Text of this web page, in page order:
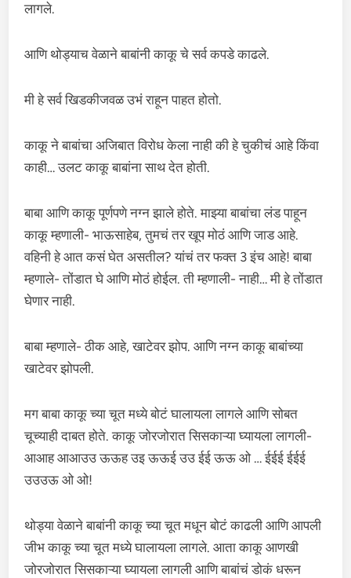
लागले.
आणि थोड्याच वेळाने बाबांनी काकू चे सर्व कपडे काढले.
मी हे सर्व खिडकीजवळ उभं राहून पाहत होतो.
काकू ने बाबांचा अजिबात विरोध केला नाही की हे चुकीचं आहे किंवा
काही… उलट काकू बाबांना साथ देत होती.
बाबा आणि काकू पूर्णपणे नग्न झाले होते. माझ्या बाबांचा लंड पाहून
काकू म्हणाली- भाऊसाहेब, तुमचं तर खूप मोठं आणि जाड आहे.
वहिनी हे आत कसं घेत असतील? यांचं तर फक्त 3 इंच आहे! बाबा
म्हणाले- तोंडात घे आणि मोठं होईल. ती म्हणाली- नाही… मी हे तोंडात
घेणार नाही.
बाबा म्हणाले- ठीक आहे, खाटेवर झोप. आणि नग्न काकू बाबांच्या
खाटेवर झोपली.
मग बाबा काकू च्या चूत मध्ये बोटं घालायला लागले आणि सोबत
चूच्याही दाबत होते. काकू जोरजोरात सिसकाऱ्या घ्यायला लागली-
आआह आआउउ ऊऊह उइ ऊऊई उउ ईई ऊऊ ओ … ईईई ईईई
उउउऊ ओ ओ!
थोड्या वेळाने बाबांनी काकू च्या चूत मधून बोटं काढली आणि आपली
जीभ काकू च्या चूत मध्ये घालायला लागले. आता काकू आणखी
जोरजोरात सिसकाऱ्या घ्यायला लागली आणि बाबांचं डोकं धरून